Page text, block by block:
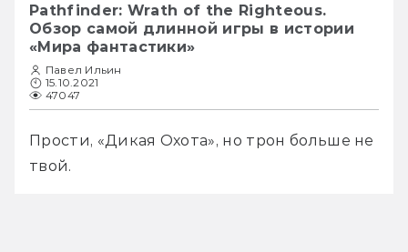
Pathfinder: Wrath of the Righteous.
Обзор самой длинной игры в истории
«Мира фантастики»
Павел Ильин
15.10.2021
47047
Прости, «Дикая Охота», но трон больше не
твой.